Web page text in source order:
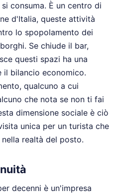
consuma. È un centro di
d'Italia, queste attività
lo spopolamento dei
Se chiude il bar,
questi spazi ha una
il bilancio economico.
qualcuno a cui
che nota se non ti fai
dimensione sociale è ciò
unica per un turista che
realtà del posto.
decenni è un'impresa